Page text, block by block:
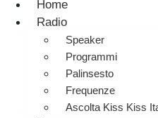
Home
Radio
Speaker
Programmi
Palinsesto
Frequenze
Ascolta Kiss Kiss